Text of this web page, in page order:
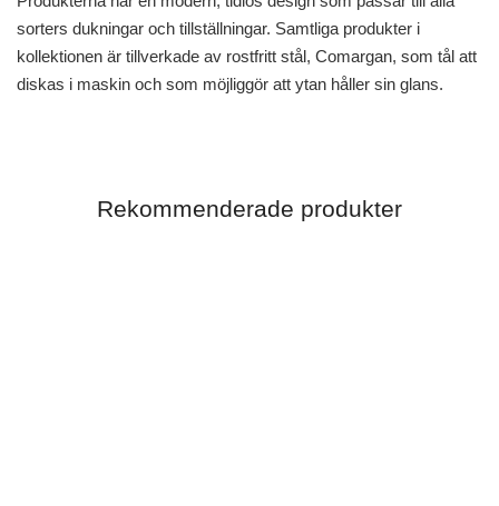
sorters dukningar och tillställningar. Samtliga produkter i
kollektionen är tillverkade av rostfritt stål, Comargan, som tål att
diskas i maskin och som möjliggör att ytan håller sin glans.
Rekommenderade produkter